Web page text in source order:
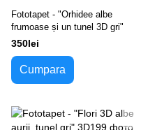
Fototapet - "Orhidee albe
frumoase și un tunel 3D gri"
350lei
Cumpara